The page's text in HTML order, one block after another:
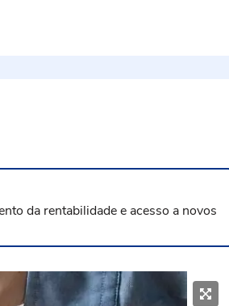
da rentabilidade e acesso a novos